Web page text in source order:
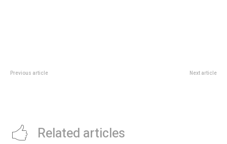
Previous article Next article
Related articles